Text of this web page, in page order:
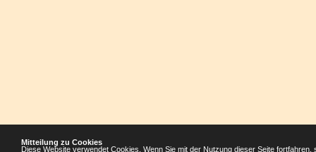
Mitteilung zu Cookies
Diese Website verwendet Cookies. Wenn Sie mit der Nutzung dieser Seite